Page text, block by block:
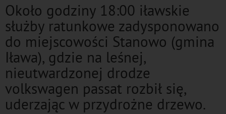
Około godziny 18:00 iławskie
służby ratunkowe zadysponowano
do miejscowości Stanowo (gmina
Iława), gdzie na leśnej,
nieutwardzonej drodze
volkswagen passat rozbił się,
uderzając w przydrożne drzewo.